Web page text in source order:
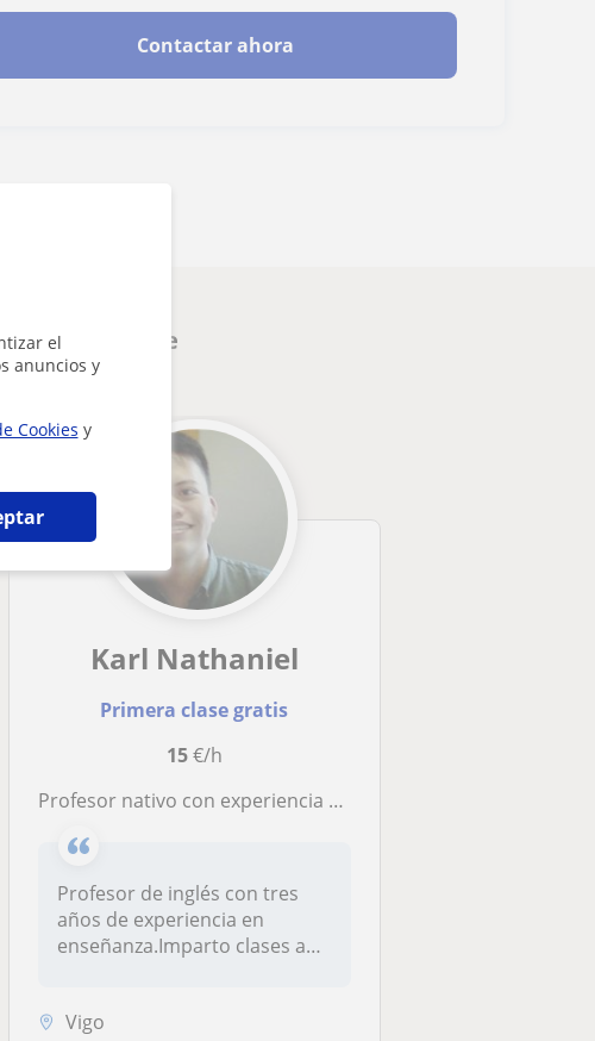
el
anuncios y
Cookies y
Contactar ahora
interesarte
Karl Nathaniel
Primera clase gratis
15€/h
Profesor nativo con experiencia en dar clases a niños en Primaria/ESO así como preparación de Cambridge B2 y B2 First for Schools
Profesor de inglés con tres
años de experiencia en
enseñanza.Imparto clases a
Vigo